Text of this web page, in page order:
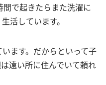
で起きたらまた洗濯に
活しています。
ます。だからといって子
遠い所に住んでいて頼れ